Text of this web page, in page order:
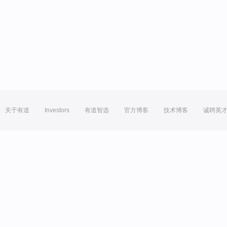
关于有道 Investors 有道智选 官方博客 技术博客 诚聘英才